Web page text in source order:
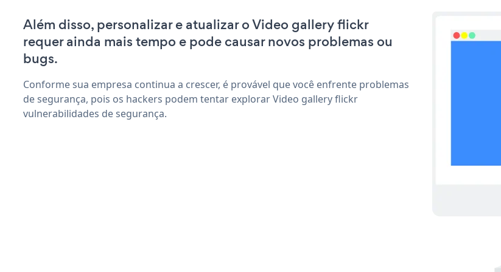
Além disso, personalizar e atualizar o Video gallery flickr
requer ainda mais tempo e pode causar novos problemas ou
bugs.
Conforme sua empresa continua a crescer, é provável que você enfrente problemas
de segurança, pois os hackers podem tentar explorar Video gallery flickr
vulnerabilidades de segurança.